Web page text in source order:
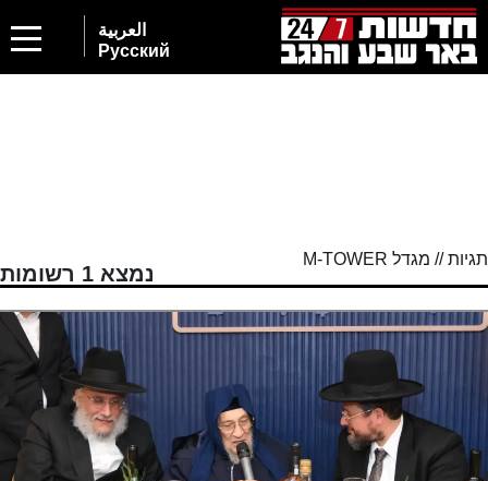
العربية
Русский
תגיות // מגדל M-TOWER
נמצא 1 רשומות